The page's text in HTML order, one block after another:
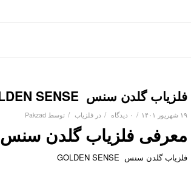
فلزیاب گلدن سنس GOLDEN SENSE
۱۹ شهریور ۱۴۰۱ / ۰ دیدگاه / در فلزیاب / توسط Pakzad
معرفی فلزیاب گلدن سنس GOLDEN SENSE
فلزیاب گلدن سنس GOLDEN SENSE